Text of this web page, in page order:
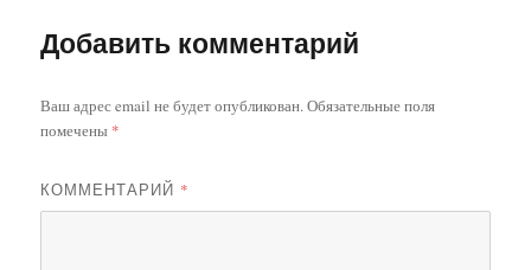
Добавить комментарий
Ваш адрес email не будет опубликован.Обязательные поля
помечены *
КОММЕНТАРИЙ *